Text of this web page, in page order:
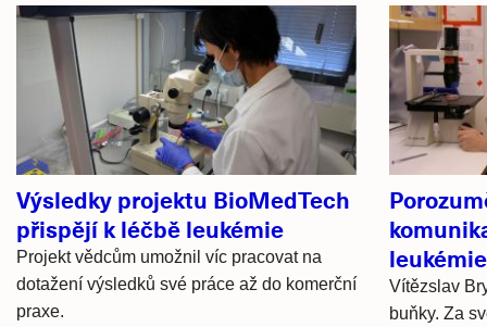
Související
články
Výsledky projektu BioMedTech
přispějí k léčbě leukémie
Projekt vědcům umožnil víc pracovat na
dotažení výsledků své práce až do komerční
praxe.
leukémie
Vítězslav
buňky. Za